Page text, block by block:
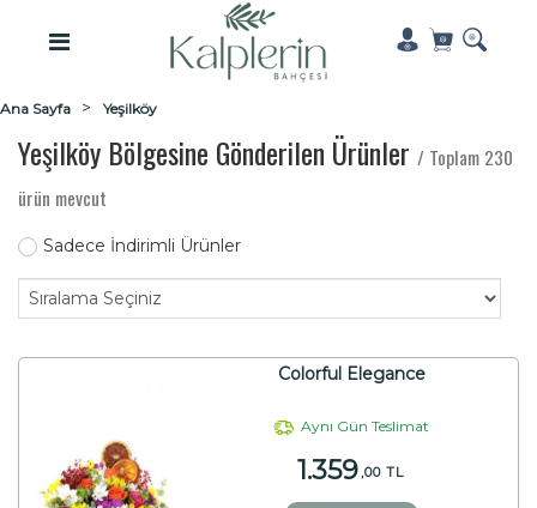
Ana Sayfa Yeşilköy
Yeşilköy Bölgesine Gönderilen Ürünler / Toplam 230
ürün mevcut
Sadece İndirimli Ürünler
Colorful Elegance
Aynı Gün Teslimat
1.359,00 TL